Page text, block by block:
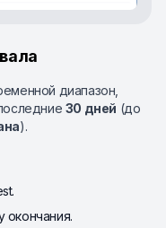
диапазон,
30 дней (до
).
окончания.